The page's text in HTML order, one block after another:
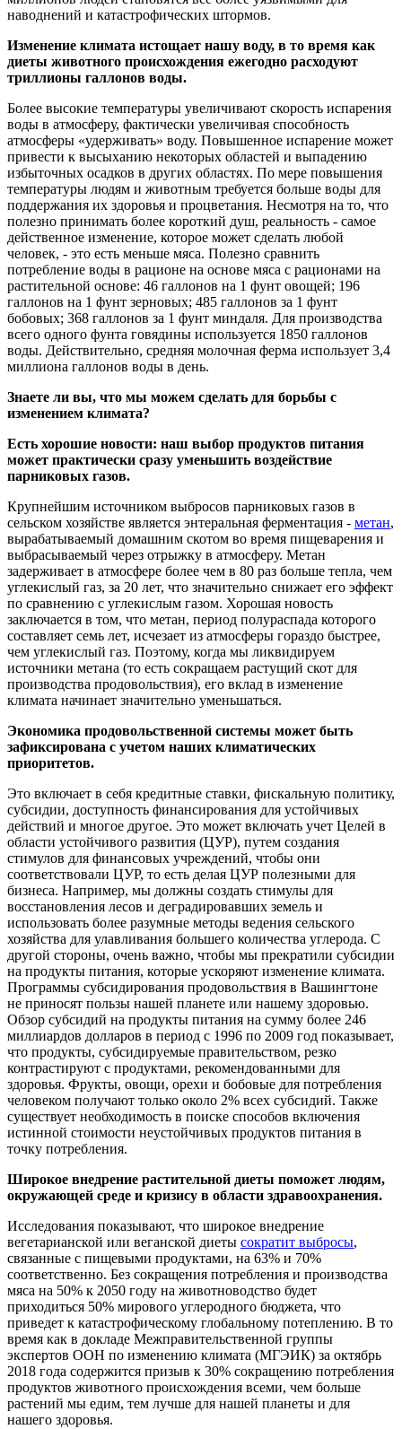
наводнений и катастрофических штормов.
Изменение климата истощает нашу воду, в то время как
диеты животного происхождения ежегодно расходуют
триллионы галлонов воды.
Более высокие температуры увеличивают скорость испарения
воды в атмосферу, фактически увеличивая способность
атмосферы «удерживать» воду. Повышенное испарение может
привести к высыханию некоторых областей и выпадению
избыточных осадков в других областях. По мере повышения
температуры людям и животным требуется больше воды для
поддержания их здоровья и процветания. Несмотря на то, что
полезно принимать более короткий душ, реальность - самое
действенное изменение, которое может сделать любой
человек, - это есть меньше мяса. Полезно сравнить
потребление воды в рационе на основе мяса с рационами на
растительной основе: 46 галлонов на 1 фунт овощей; 196
галлонов на 1 фунт зерновых; 485 галлонов за 1 фунт
бобовых; 368 галлонов за 1 фунт миндаля. Для производства
всего одного фунта говядины используется 1850 галлонов
воды. Действительно, средняя молочная ферма использует 3,4
миллиона галлонов воды в день.
Знаете ли вы, что мы можем сделать для борьбы с
изменением климата?
Есть хорошие новости: наш выбор продуктов питания
может практически сразу уменьшить воздействие
парниковых газов.
Крупнейшим источником выбросов парниковых газов в
сельском хозяйстве является энтеральная ферментация - метан,
вырабатываемый домашним скотом во время пищеварения и
выбрасываемый через отрыжку в атмосферу. Метан
задерживает в атмосфере более чем в 80 раз больше тепла, чем
углекислый газ, за ​​20 лет, что значительно снижает его эффект
по сравнению с углекислым газом. Хорошая новость
заключается в том, что метан, период полураспада которого
составляет семь лет, исчезает из атмосферы гораздо быстрее,
чем углекислый газ. Поэтому, когда мы ликвидируем
источники метана (то есть сокращаем растущий скот для
производства продовольствия), его вклад в изменение
климата начинает значительно уменьшаться.
Экономика продовольственной системы может быть
зафиксирована с учетом наших климатических
приоритетов.
Это включает в себя кредитные ставки, фискальную политику,
субсидии, доступность финансирования для устойчивых
действий и многое другое. Это может включать учет Целей в
области устойчивого развития (ЦУР), путем создания
стимулов для финансовых учреждений, чтобы они
соответствовали ЦУР, то есть делая ЦУР полезными для
бизнеса. Например, мы должны создать стимулы для
восстановления лесов и деградировавших земель и
использовать более разумные методы ведения сельского
хозяйства для улавливания большего количества углерода. С
другой стороны, очень важно, чтобы мы прекратили субсидии
на продукты питания, которые ускоряют изменение климата.
Программы субсидирования продовольствия в Вашингтоне
не приносят пользы нашей планете или нашему здоровью.
Обзор субсидий на продукты питания на сумму более 246
миллиардов долларов в период с 1996 по 2009 год показывает,
что продукты, субсидируемые правительством, резко
контрастируют с продуктами, рекомендованными для
здоровья. Фрукты, овощи, орехи и бобовые для потребления
человеком получают только около 2% всех субсидий. Также
существует необходимость в поиске способов включения
истинной стоимости неустойчивых продуктов питания в
точку потребления.
Широкое внедрение растительной диеты поможет людям,
окружающей среде и кризису в области здравоохранения.
Исследования показывают, что широкое внедрение
вегетарианской или веганской диеты сократит выбросы,
связанные с пищевыми продуктами, на 63% и 70%
соответственно. Без сокращения потребления и производства
мяса на 50% к 2050 году на животноводство будет
приходиться 50% мирового углеродного бюджета, что
приведет к катастрофическому глобальному потеплению. В то
время как в докладе Межправительственной группы
экспертов ООН по изменению климата (МГЭИК) за октябрь
2018 года содержится призыв к 30% сокращению потребления
продуктов животного происхождения всеми, чем больше
растений мы едим, тем лучше для нашей планеты и для
нашего здоровья.